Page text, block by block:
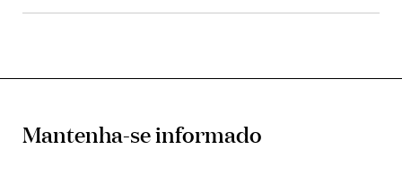
Mantenha-se informado